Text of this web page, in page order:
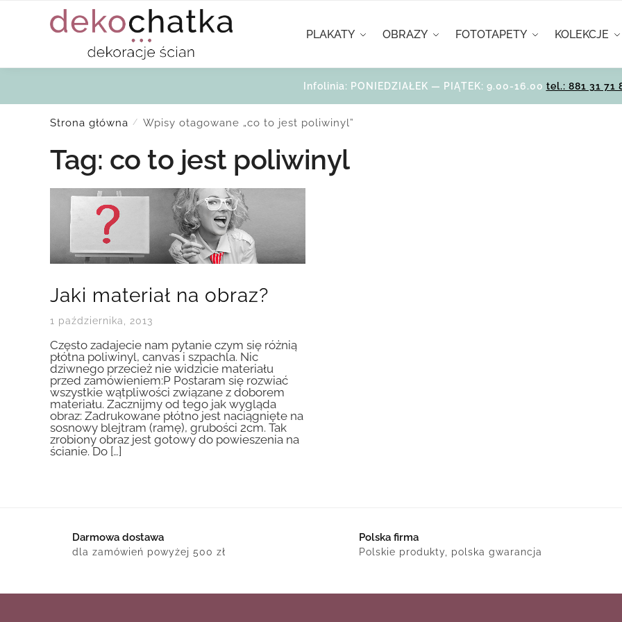
PLAKATY OBRAZY FOTOTAPETY KOLEKCJE
Infolinia: PONIEDZIAŁEK — PIĄTEK: 9.00-16.00 tel.: 881 31 71
Strona główna / Wpisy otagowane „co to jest poliwinyl”
Tag: co to jest poliwinyl
Jaki materiał na obraz?
1 października, 2013
Często zadajecie nam pytanie czym się różnią
płótna poliwinyl, canvas i szpachla. Nic
dziwnego przecież nie widzicie materiału
przed zamówieniem:P Postaram się rozwiać
wszystkie wątpliwości związane z doborem
materiału. Zacznijmy od tego jak wygląda
obraz: Zadrukowane płótno jest naciągnięte na
sosnowy blejtram (ramę), grubości 2cm. Tak
zrobiony obraz jest gotowy do powieszenia na
ścianie. Do […]
Darmowa dostawa
dla zamówień powyżej 500 zł
Polska firma
Polskie produkty, polska gwarancja